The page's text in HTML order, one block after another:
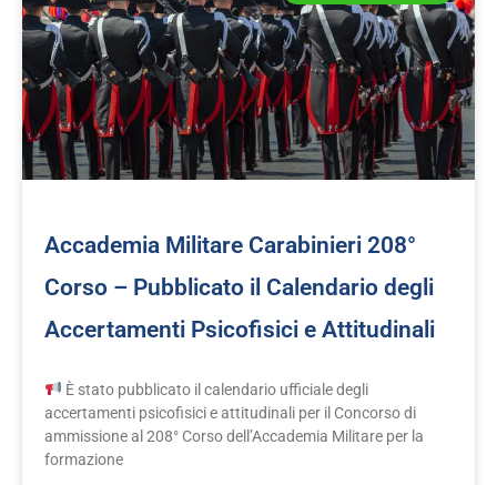
Accademia Militare Carabinieri 208°
Corso – Pubblicato il Calendario degli
Accertamenti Psicofisici e Attitudinali
È stato pubblicato il calendario ufficiale degli
accertamenti psicofisici e attitudinali per il Concorso di
ammissione al 208° Corso dell’Accademia Militare per la
formazione